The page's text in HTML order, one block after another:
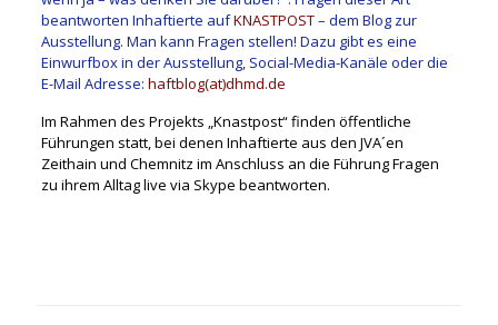
beantworten Inhaftierte aufKNASTPOST– dem Blog zur
Ausstellung. Man kann Fragen stellen! Dazu gibt es eine
Einwurfbox in der Ausstellung, Social-Media-Kanäle oder die
E-Mail Adresse: haftblog(at)dhmd.de
Im Rahmen des Projekts „Knastpost“ finden öffentliche
Führungen statt, bei denen Inhaftierte aus den JVA´en
Zeithain und Chemnitz im Anschluss an die Führung Fragen
zu ihrem Alltag live via Skype beantworten.